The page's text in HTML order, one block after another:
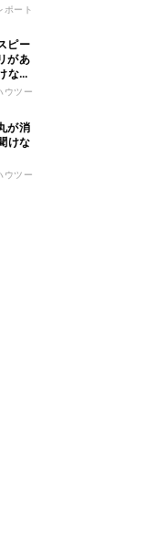
ポート
ピー
があ
ない
ウツー
が消
けな
ウツー